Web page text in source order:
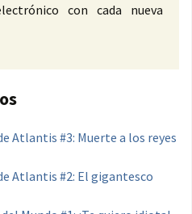
con cada nueva
Atlantis #3: Muerte a los reyes
Atlantis #2: El gigantesco